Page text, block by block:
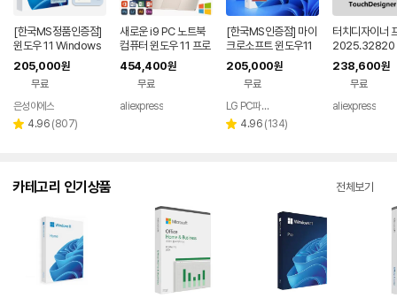
[한국MS정품인증점]
윈도우 11 Windows
Home FPP 처음사용
자용 USB 영구 버전
제품키 + EZPDF 번들
합본팩
205,000원
무료
페이
은성이에스
별 4.96 리
(807)
새로운 i9 PC 노트북
컴퓨터 윈도우 11 프로
인텔 코어 i9 10980H
K/N150 16GB 1TB
게이밍 노트북 듀얼밴
드 WiFi 6 코어 노트북
454,400원
무료
aliexpress
[한국MS인증점] 마이
크로소프트 윈도우11
홈 Windows Home
FPP 처음사용자용 한
글 USB포함
205,000원
무료
페이
LG PC파트너 해오름
별 4.96 리
(134)
터치디자이너
2025.32820
새 버전으로 윈
텔/M1/M2/
를 지원합니다.
238,600원
무료
aliexpress
카테고리 인기상품 전체보기